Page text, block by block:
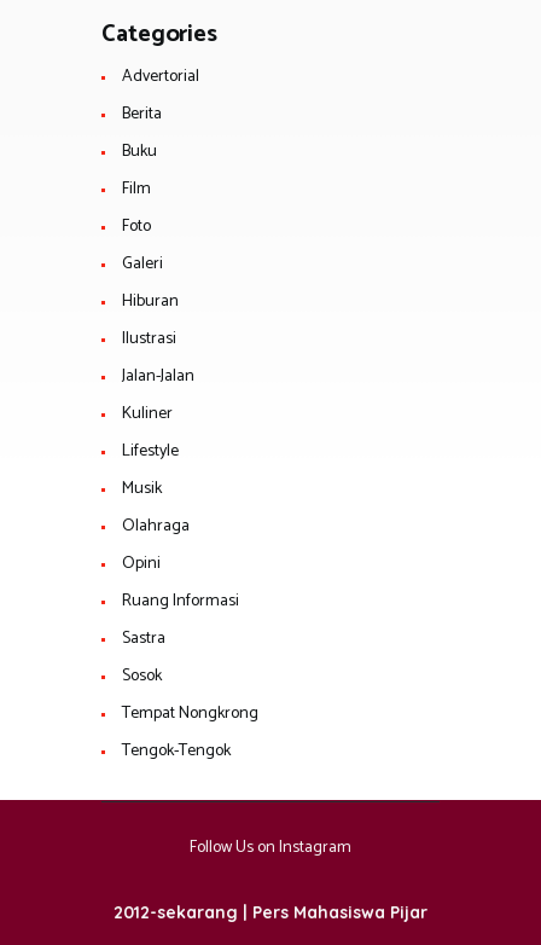
Categories
Advertorial
Berita
Buku
Film
Foto
Galeri
Hiburan
Ilustrasi
Jalan-Jalan
Kuliner
Lifestyle
Musik
Olahraga
Opini
Ruang Informasi
Sastra
Sosok
Tempat Nongkrong
Tengok-Tengok
Follow Us on Instagram
2012-sekarang | Pers Mahasiswa Pijar